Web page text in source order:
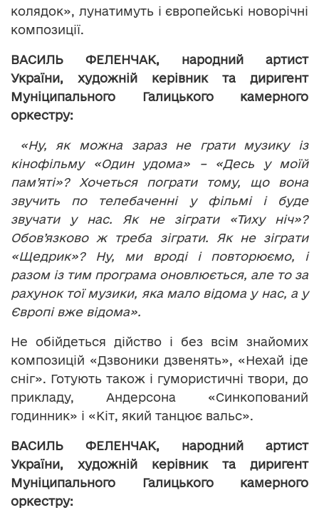
колядок», лунатимуть і європейські новорічні
композиції.
ВАСИЛЬ ФЕЛЕНЧАК, народний артист
України, художній керівник та диригент
Муніципального Галицького камерного
оркестру:
«Ну, як можна зараз не грати музику із
кінофільму «Один удома» – «Десь у моїй
пам’яті»? Хочеться пограти тому, що вона
звучить по телебаченні у фільмі і буде
звучати у нас. Як не зіграти «Тиху ніч»?
Обов’язково ж треба зіграти. Як не зіграти
«Щедрик»? Ну, ми вроді і повторюємо, і
разом із тим програма оновлюється, але то за
рахунок тої музики, яка мало відома у нас, а у
Європі вже відома».
Не обійдеться дійство і без всім знайомих
композицій «Дзвоники дзвенять», «Нехай іде
сніг». Готують також і гумористичні твори, до
прикладу, Андерсона «Синкопований
годинник» і «Кіт, який танцює вальс».
ВАСИЛЬ ФЕЛЕНЧАК, народний артист
України, художній керівник та диригент
Муніципального Галицького камерного
оркестру: